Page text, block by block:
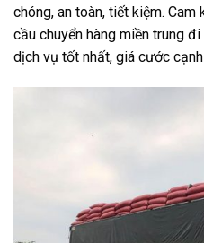
chóng, an toàn, tiết kiệm.
cầu chuyển hàng miền trung
dịch vụ tốt nhất, giá cước cạnh